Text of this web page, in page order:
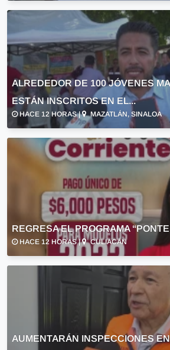
ALREDEDOR DE 100 JÓVENES
ESTÁN INSCRITOS EN EL...
HACE 12 HORAS | MAZATLÁN, SINALOA
REGRESA EL PROGRAMA
HACE 12 HORAS | CULIACÁN
AUMENTARÁN INSPECCIONES